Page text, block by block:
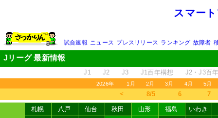
スマー
試合速報 ニュース プレスリリース ランキング 故障者
Jリーグ 最新情報
J1 J2 J3 J1百年構想 J2・J3百
2026年 1月 2月 3月 4月 5月
＜ 8/5 6 7
札幌 八戸 仙台 秋田 山形 福島
いわき